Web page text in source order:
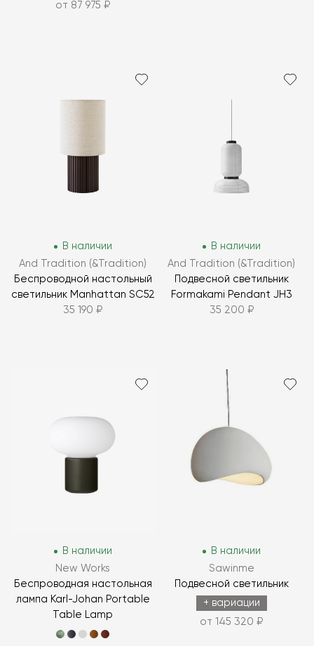
от 87 975 ₽
В наличии
And Tradition (&Tradition)
Беспроводной настольный
светильник Manhattan SC52
35 190 ₽
В наличии
And Tradition (&Tradition)
Подвесной светильник
Formakami Pendant JH3
35 200 ₽
В наличии
New Works
Беспроводная настольная
лампа Karl-Johan Portable
Table Lamp
В наличии
Sawinme
Подвесной светильник
+ вариации
от 145 320 ₽